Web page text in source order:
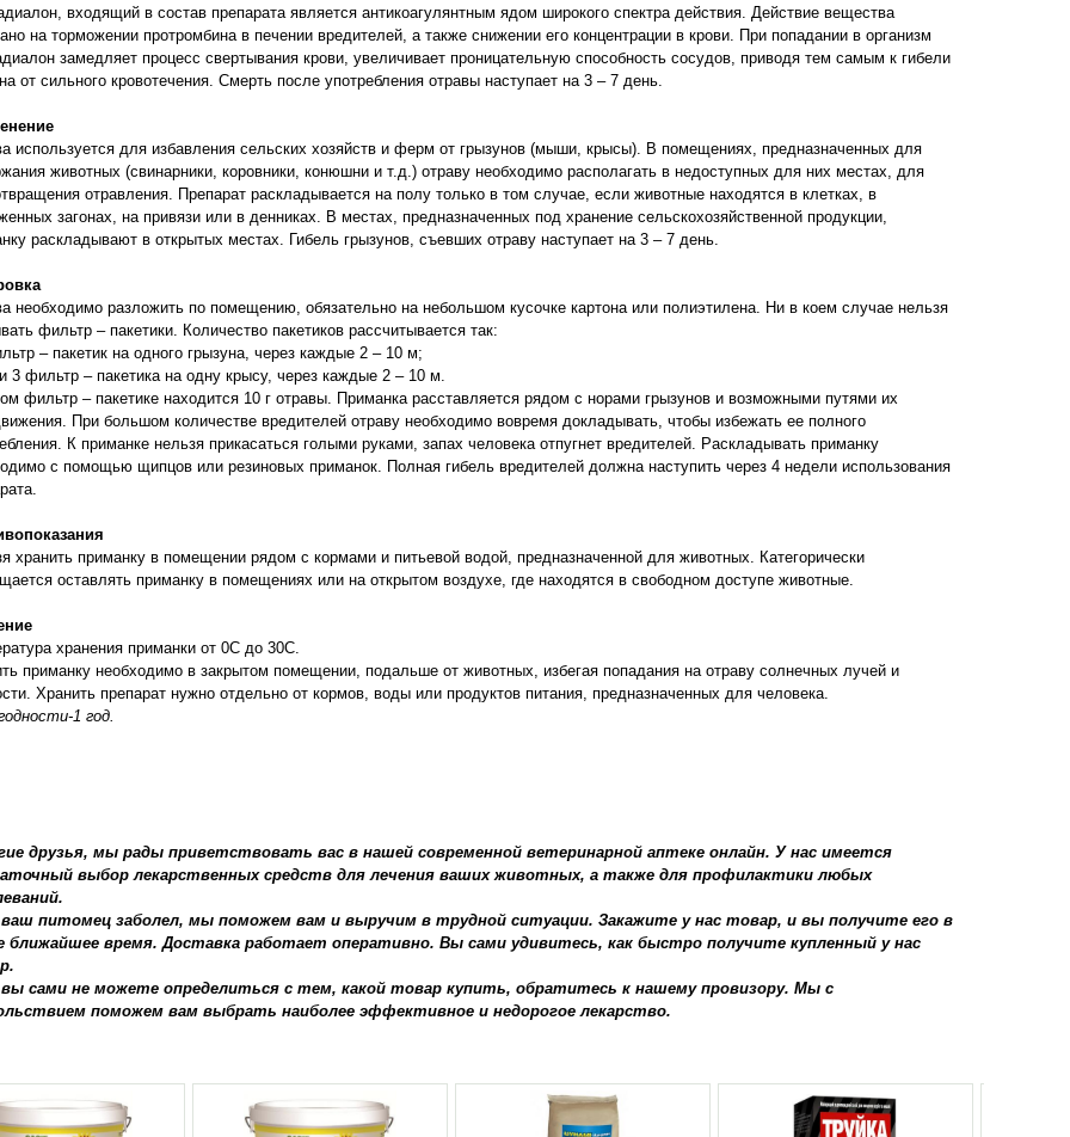
входящий в состав препарата является антикоагулянтным ядом широкого спектра действия. Действие вещества
на торможении протромбина в печении вредителей, а также снижении его концентрации в крови. При попадании в организм
замедляет процесс свертывания крови, увеличивает проницательную способность сосудов, приводя тем самым к гибели
от сильного кровотечения. Смерть после употребления отравы наступает на 3 – 7 день.
используется для избавления сельских хозяйств и ферм от грызунов (мыши, крысы). В помещениях, предназначенных для
животных (свинарники, коровники, конюшни и т.д.) отраву необходимо располагать в недоступных для них местах, для
отравления. Препарат раскладывается на полу только в том случае, если животные находятся в клетках, в
загонах, на привязи или в денниках. В местах, предназначенных под хранение сельскохозяйственной продукции,
раскладывают в открытых местах. Гибель грызунов, съевших отраву наступает на 3 – 7 день.
необходимо разложить по помещению, обязательно на небольшом кусочке картона или полиэтилена. Ни в коем случае нельзя
фильтр – пакетики. Количество пакетиков рассчитывается так:
– пакетик на одного грызуна, через каждые 2 – 10 м;
3 фильтр – пакетика на одну крысу, через каждые 2 – 10 м.
фильтр – пакетике находится 10 г отравы. Приманка расставляется рядом с норами грызунов и возможными путями их
При большом количестве вредителей отраву необходимо вовремя докладывать, чтобы избежать ее полного
К приманке нельзя прикасаться голыми руками, запах человека отпугнет вредителей. Раскладывать приманку
с помощью щипцов или резиновых приманок. Полная гибель вредителей должна наступить через 4 недели использования
хранить приманку в помещении рядом с кормами и питьевой водой, предназначенной для животных. Категорически
оставлять приманку в помещениях или на открытом воздухе, где находятся в свободном доступе животные.
хранения приманки от 0С до 30С.
приманку необходимо в закрытом помещении, подальше от животных, избегая попадания на отраву солнечных лучей и
Хранить препарат нужно отдельно от кормов, воды или продуктов питания, предназначенных для человека.
1 год.
друзья, мы рады приветствовать вас в нашей современной ветеринарной аптеке онлайн. У нас имеется
выбор лекарственных средств для лечения ваших животных, а также для профилактики любых
питомец заболел, мы поможем вам и выручим в трудной ситуации. Закажите у нас товар, и вы получите его в
ближайшее время. Доставка работает оперативно. Вы сами удивитесь, как быстро получите купленный у нас
сами не можете определиться с тем, какой товар купить, обратитесь к нашему провизору. Мы с
поможем вам выбрать наиболее эффективное и недорогое лекарство.